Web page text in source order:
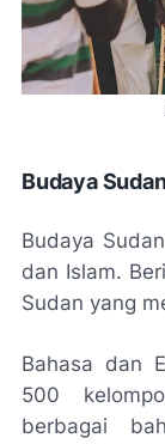
Budaya
Budaya
dan Islam.
Sudan yang
Bahasa dan
500
berbagai